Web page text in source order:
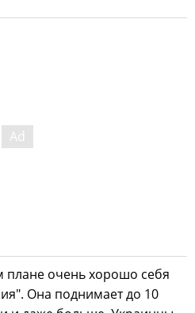
плане очень хорошо себя
Она поднимает до 10